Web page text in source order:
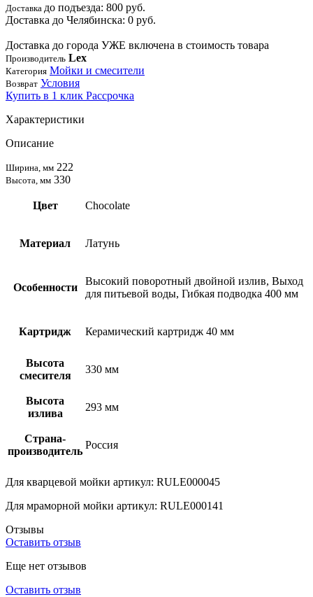
Доставка до подъезда: 800 руб.
Доставка до Челябинска: 0 руб.
Доставка до города УЖЕ включена в стоимость товара
Производитель Lex
Категория Мойки и смесители
Возврат Условия
Купить в 1 клик Рассрочка
Характеристики
Описание
Ширина, мм 222
Высота, мм 330
Цвет Chocolate
Материал Латунь
Особенности
Высокий поворотный двойной излив, Выход
для питьевой воды, Гибкая подводка 400 мм
Картридж Керамический картридж 40 мм
Высота
смесителя
330 мм
Высота
излива
293 мм
Страна-
производитель
Россия
Для кварцевой мойки артикул: RULE000045
Для мраморной мойки артикул: RULE000141
Отзывы
Оставить отзыв
Еще нет отзывов
Оставить отзыв